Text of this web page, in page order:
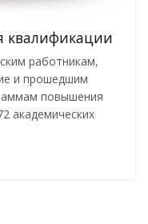
квалификации
работникам,
и прошедшим
повышения
академических